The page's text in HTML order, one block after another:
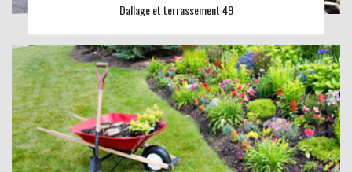
Dallage et terrassement 49